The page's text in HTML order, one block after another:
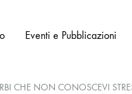
Eventi e Pubblicazioni
CHE NON CONOSCEVI